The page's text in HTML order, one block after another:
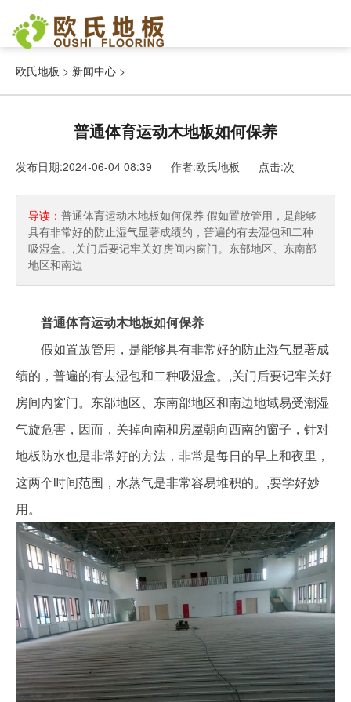
欧氏地板 > 新闻中心 >
普通体育运动木地板如何保养
发布日期:2024-06-04 08:39 作者:欧氏地板 点击:次
导读： 普通体育运动木地板如何保养 假如置放管用，是能够
具有非常好的防止湿气显著成绩的，普遍的有去湿包和二种
吸湿盒。,关门后要记牢关好房间内窗门。东部地区、东南部
地区和南边
普通体育运动木地板如何保养
假如置放管用，是能够具有非常好的防止湿气显著成
绩的，普遍的有去湿包和二种吸湿盒。,关门后要记牢关好
房间内窗门。东部地区、东南部地区和南边地域易受潮湿
气旋危害，因而，关掉向南和房屋朝向西南的窗子，针对
地板防水也是非常好的方法，非常是每日的早上和夜里，
这两个时间范围，水蒸气是非常容易堆积的。,要学好妙
用。